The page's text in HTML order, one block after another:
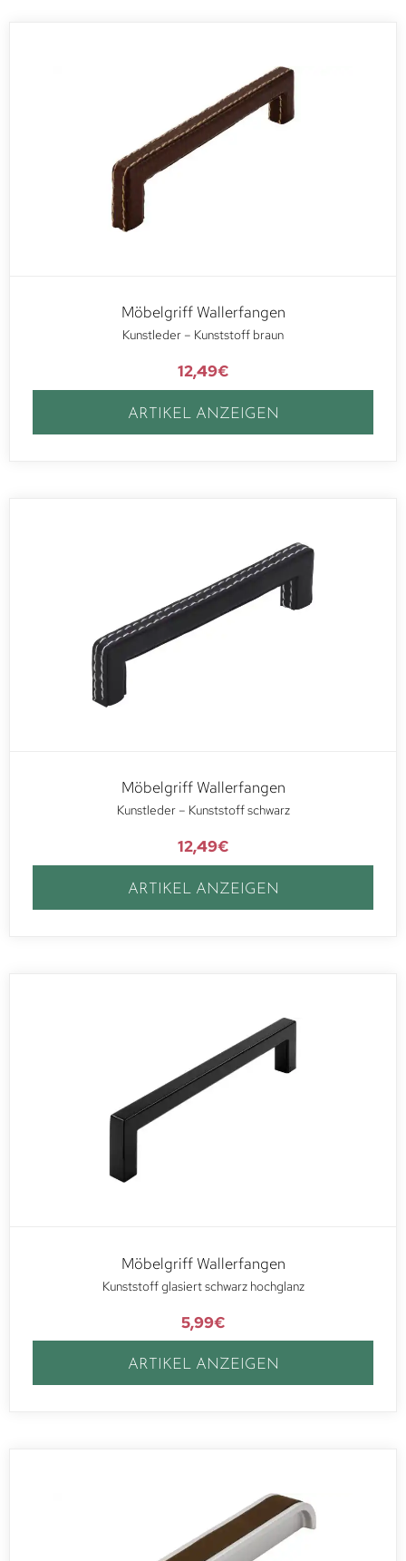
Möbelgriff Wallerfangen
Kunstleder – Kunststoff braun
12,49€
ARTIKEL ANZEIGEN
Möbelgriff Wallerfangen
Kunstleder – Kunststoff schwarz
12,49€
ARTIKEL ANZEIGEN
Möbelgriff Wallerfangen
Kunststoff glasiert schwarz hochglanz
5,99€
ARTIKEL ANZEIGEN